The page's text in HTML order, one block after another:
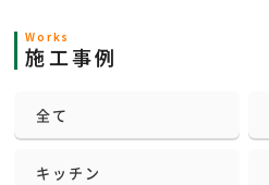
Works
施工事例
全て
キッチン